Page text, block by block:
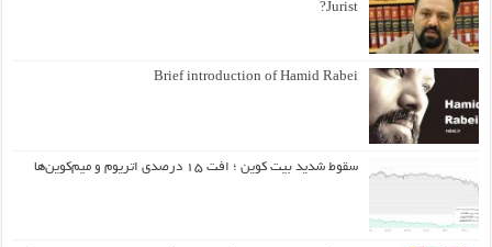
Jurist?
Brief introduction of Hamid Rabei
سقوط شدید بیت کوین ؛ افت ۱۵ درصدی اتریوم و میم‌کوین‌ها